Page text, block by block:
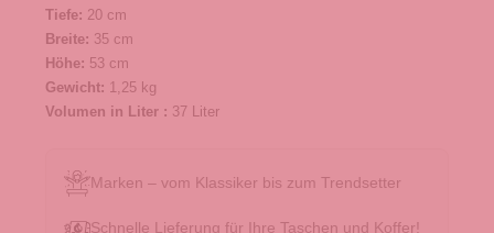
Tiefe: 20 cm
Breite: 35 cm
Höhe: 53 cm
Gewicht: 1,25 kg
Volumen in Liter : 37 Liter
Marken – vom Klassiker bis zum Trendsetter
Schnelle Lieferung für Ihre Taschen und Koffer!